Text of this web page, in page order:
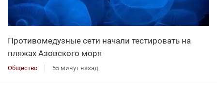
Противомедузные сети начали тестировать на
пляжах Азовского моря
Общество 55 минут назад